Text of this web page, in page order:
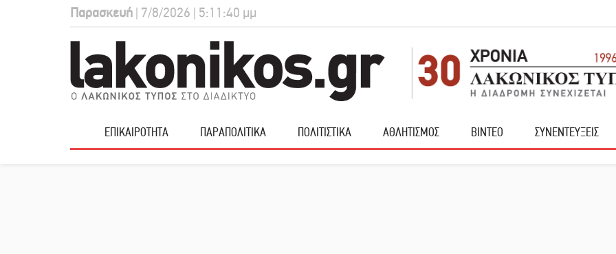
Παρασκευή | 7/8/2026 | 5:11:41 μμ
ΕΠΙΚΑΙΡΟΤΗΤΑ ΠΑΡΑΠΟΛΙΤΙΚΑ ΠΟΛΙΤΙΣΤΙΚΑ ΑΘΛΗΤΙΣΜΟΣ ΒΙΝΤΕΟ ΣΥΝΕΝΤΕΥΞΕΙΣ